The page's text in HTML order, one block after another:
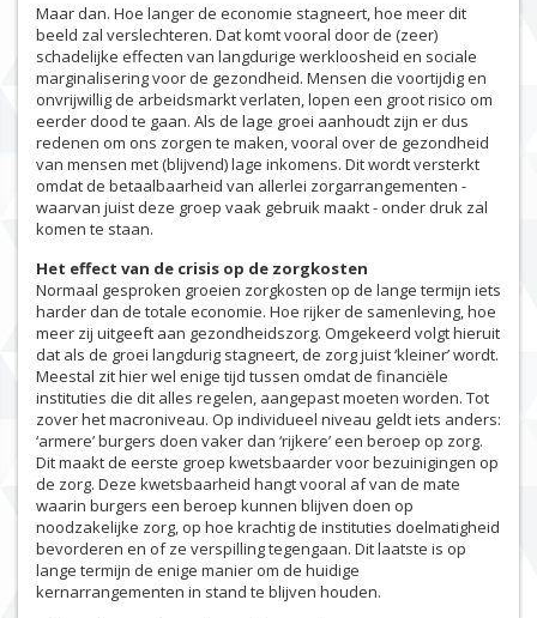
Maar dan. Hoe langer de economie stagneert, hoe meer dit
beeld zal verslechteren. Dat komt vooral door de (zeer)
schadelijke effecten van langdurige werkloosheid en sociale
marginalisering voor de gezondheid. Mensen die voortijdig en
onvrijwillig de arbeidsmarkt verlaten, lopen een groot risico om
eerder dood te gaan. Als de lage groei aanhoudt zijn er dus
redenen om ons zorgen te maken, vooral over de gezondheid
van mensen met (blijvend) lage inkomens. Dit wordt versterkt
omdat de betaalbaarheid van allerlei zorgarrangementen -
waarvan juist deze groep vaak gebruik maakt - onder druk zal
komen te staan.
Het effect van de crisis op de zorgkosten
Normaal gesproken groeien zorgkosten op de lange termijn iets
harder dan de totale economie. Hoe rijker de samenleving, hoe
meer zij uitgeeft aan gezondheidszorg. Omgekeerd volgt hieruit
dat als de groei langdurig stagneert, de zorg juist ‘kleiner’ wordt.
Meestal zit hier wel enige tijd tussen omdat de financiële
instituties die dit alles regelen, aangepast moeten worden. Tot
zover het macroniveau. Op individueel niveau geldt iets anders:
‘armere’ burgers doen vaker dan ‘rijkere’ een beroep op zorg.
Dit maakt de eerste groep kwetsbaarder voor bezuinigingen op
de zorg. Deze kwetsbaarheid hangt vooral af van de mate
waarin burgers een beroep kunnen blijven doen op
noodzakelijke zorg, op hoe krachtig de instituties doelmatigheid
bevorderen en of ze verspilling tegengaan. Dit laatste is op
lange termijn de enige manier om de huidige
kernarrangementen in stand te blijven houden.